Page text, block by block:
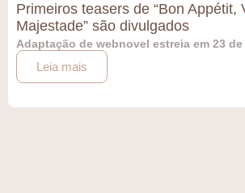
Primeiros teasers de “Bon Appétit,
Majestade” são divulgados
Adaptação de webnovel estreia em 23
Leia mais